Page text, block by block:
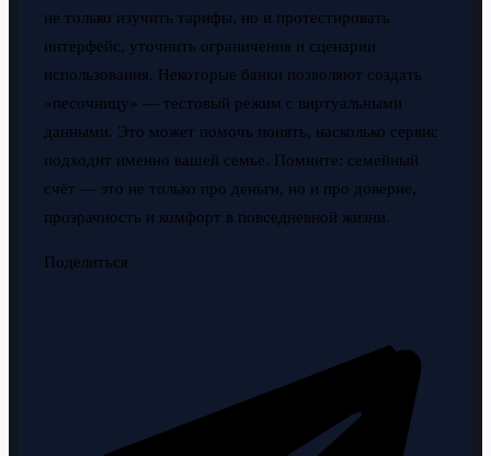
не только изучить тарифы, но и протестировать
интерфейс, уточнить ограничения и сценарии
использования. Некоторые банки позволяют создать
«песочницу» — тестовый режим с виртуальными
данными. Это может помочь понять, насколько сервис
подходит именно вашей семье. Помните: семейный
счёт — это не только про деньги, но и про доверие,
прозрачность и комфорт в повседневной жизни.
Поделиться